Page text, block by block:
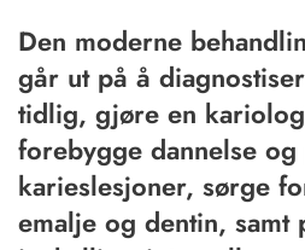
Den moderne
går ut på å
tidlig, gjøre en
forebygge dannelse
karieslesjoner, sørge
emalje og dentin,